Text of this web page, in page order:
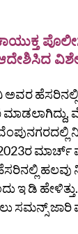
ಆದೇಶಿಸಿದ
ಅವರ
ಮಾರ್ಚ್‌
ಹಲವು
ಇ ಡಿ
ಸಮನ್ಸ್‌ ಜಾರಿ